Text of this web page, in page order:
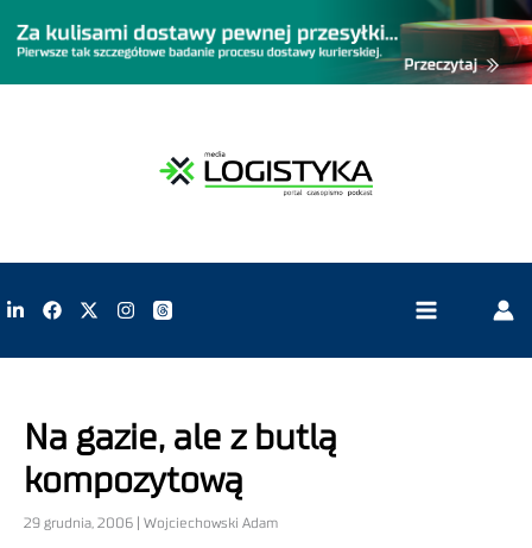
Na gazie, ale z butlą
kompozytową
29 grudnia, 2006 | Wojciechowski Adam